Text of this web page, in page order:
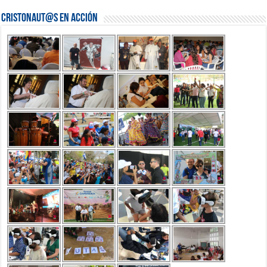
Cristonaut@s en Acción